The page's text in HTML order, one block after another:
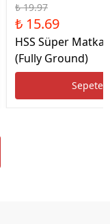
₺ 19.97
₺ 15.69
HSS Süper
(Fully Ground)
Sepete